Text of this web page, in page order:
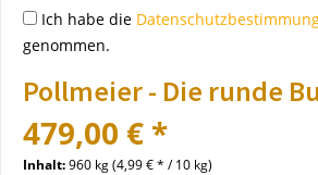
Ich habe die
genommen.
Pollmeier - Die runde
479,00 € *
Inhalt:960 kg (4,99 € * / 10 kg)